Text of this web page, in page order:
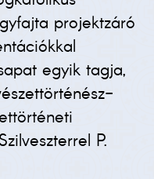
projektzáró
egyik tagja,
P.